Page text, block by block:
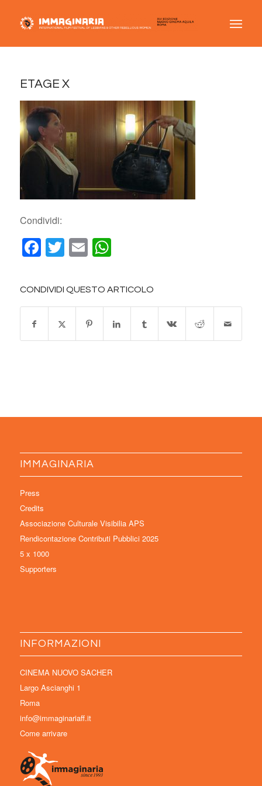
ETAGE X
Condividi:
Facebook
Twitter
EmailWhatsApp
CONDIVIDI QUESTO ARTICOLO
IMMAGINARIA
Press
Credits
Associazione Culturale Visibilia APS
Rendicontazione Contributi Pubblici 2025
5 x 1000
Supporters
INFORMAZIONI
CINEMA NUOVO SACHER
Largo Ascianghi 1
Roma
info@immaginariaff.it
Come arrivare